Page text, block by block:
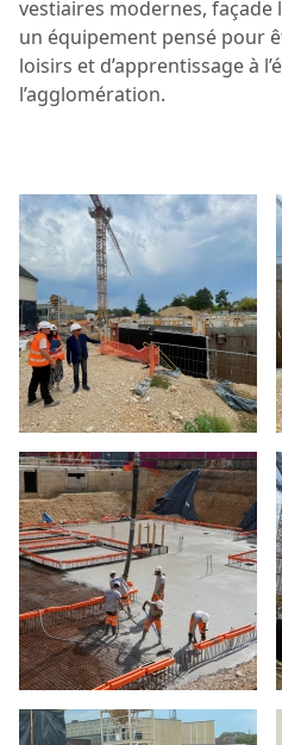
vestiaires modernes, façade
un équipement pensé pour
loisirs et d’apprentissage à
l’agglomération.